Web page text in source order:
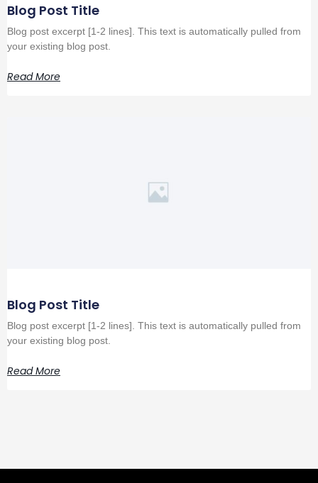
Blog Post Title
Blog post excerpt [1-2 lines]. This text is automatically pulled from
your existing blog post.
Read More
Blog Post Title
Blog post excerpt [1-2 lines]. This text is automatically pulled from
your existing blog post.
Read More